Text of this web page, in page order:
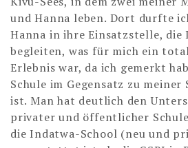
und Hanna leben. Dort durfte
Hanna in ihre Einsatzstelle, die
begleiten, was für mich ein
Erlebnis war, da ich gemerkt
Schule im Gegensatz zu meiner
ist. Man hat deutlich den
privater und öffentlicher
die Indatwa-School (neu und